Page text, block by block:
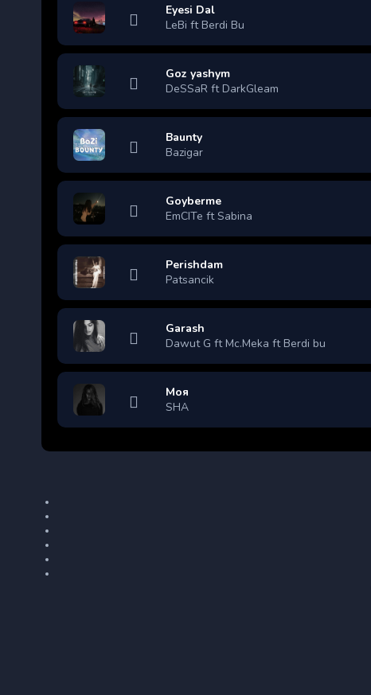
Eyesi Dal
LeBi ft Berdi Bu
Goz yashym
DeSSaR ft DarkGleam
Baunty
Bazigar
Goyberme
EmCITe ft Sabina
Perishdam
Patsancik
Garash
Dawut G ft Mc.Meka ft Berdi bu
Моя
SHA